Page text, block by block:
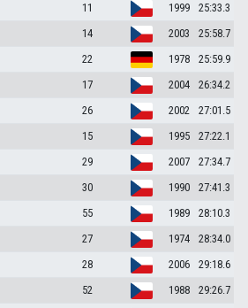
11 1999
25:33.3
14 2003
25:58.7
22 1978
25:59.9
17 2004
26:34.2
26 2002
27:01.5
15 1995
27:22.1
29 2007
27:34.7
30 1990
27:41.3
55 1989
28:10.3
27 1974
28:34.0
28 2006
29:18.6
52 1988
29:26.7